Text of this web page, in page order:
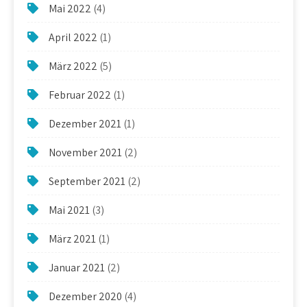
Mai 2022 (4)
April 2022 (1)
März 2022 (5)
Februar 2022 (1)
Dezember 2021(1)
November 2021(2)
September 2021(2)
Mai 2021(3)
März 2021(1)
Januar 2021(2)
Dezember 2020 (4)